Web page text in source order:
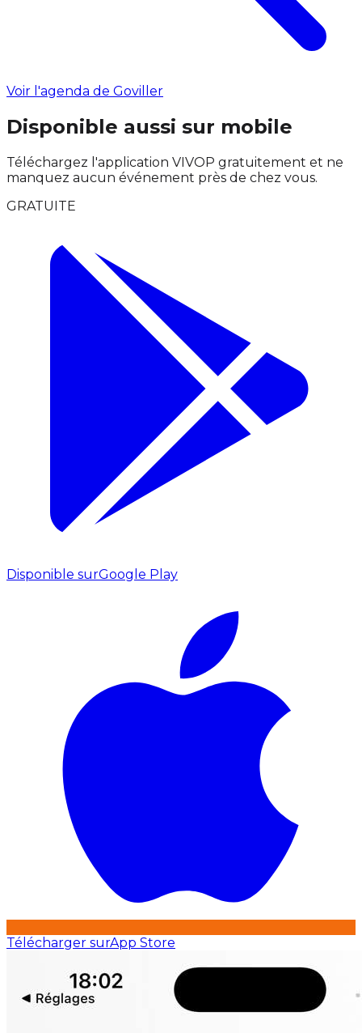
Voir l'agenda de Goviller
Disponible aussi sur mobile
Téléchargez l'application VIVOP gratuitement et ne
manquez aucun événement près de chez vous.
GRATUITE
Disponible surGoogle Play
Télécharger surApp Store